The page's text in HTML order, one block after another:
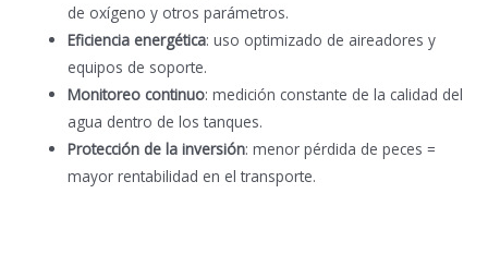
de oxígeno y otros parámetros.
Eficiencia energética: uso optimizado de aireadores y
equipos de soporte.
Monitoreo continuo: medición constante de la calidad del
agua dentro de los tanques.
Protección de la inversión: menor pérdida de peces =
mayor rentabilidad en el transporte.